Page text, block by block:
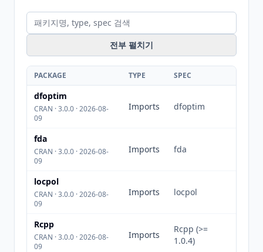
전부 펼치기
PACKAGE TYPE SPEC
dfoptim
CRAN · 3.0.0 · 2026-08-
09
Imports dfoptim
fda
CRAN · 3.0.0 · 2026-08-
09
Imports fda
locpol
CRAN · 3.0.0 · 2026-08-
09
Imports locpol
Rcpp
CRAN · 3.0.0 · 2026-08-
09
Imports
Rcpp (>=
1.0.4)